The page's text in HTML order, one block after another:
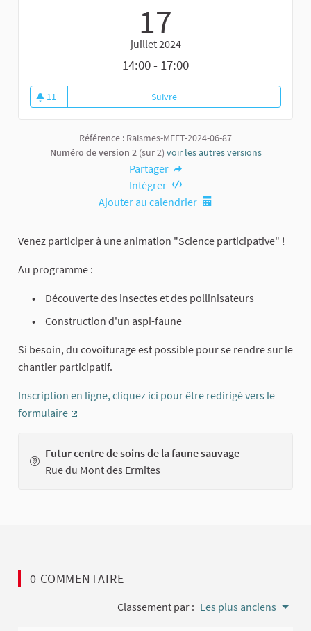
17
juillet 2024
14:00 - 17:00
11
11 abonnés
SuivreScience participative
Référence : Raismes-MEET-2024-06-87
Numéro de version 2(sur 2) voir les autres versions
Partager
Intégrer
Ajouter au calendrier
Venez participer à une animation "Science participative" !
Au programme :
Découverte des insectes et des pollinisateurs
Construction d'un aspi-faune
Si besoin, du covoiturage est possible pour se rendre sur le
chantier participatif.
Inscription en ligne, cliquez ici pour être redirigé vers le
formulaire
Futur centre de soins de la faune sauvage
Rue du Mont des Ermites
0 COMMENTAIRE
Classement par : Les plus anciens